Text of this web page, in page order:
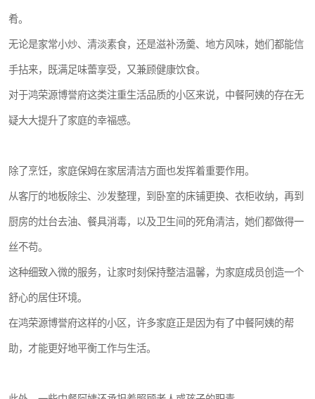
肴。
无论是家常小炒、清淡素食，还是滋补汤羹、地方风味，她们都能信
手拈来，既满足味蕾享受，又兼顾健康饮食。
对于鸿荣源博誉府这类注重生活品质的小区来说，中餐阿姨的存在无
疑大大提升了家庭的幸福感。
除了烹饪，家庭保姆在家居清洁方面也发挥着重要作用。
从客厅的地板除尘、沙发整理，到卧室的床铺更换、衣柜收纳，再到
厨房的灶台去油、餐具消毒，以及卫生间的死角清洁，她们都做得一
丝不苟。
这种细致入微的服务，让家时刻保持整洁温馨，为家庭成员创造一个
舒心的居住环境。
在鸿荣源博誉府这样的小区，许多家庭正是因为有了中餐阿姨的帮
助，才能更好地平衡工作与生活。